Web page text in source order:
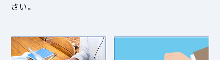
さい。